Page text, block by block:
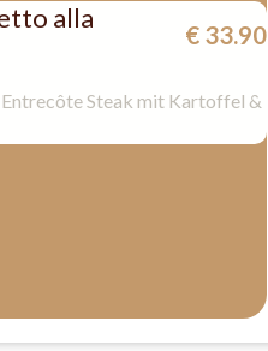
alla
€ 33.90
Steak mit Kartoffel &